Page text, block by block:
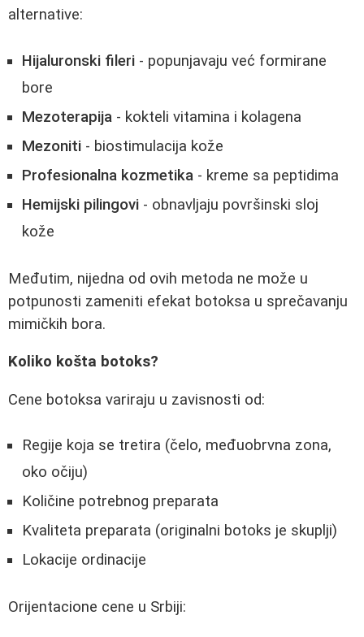
alternative:
Hijaluronski fileri - popunjavaju već formirane
bore
Mezoterapija - kokteli vitamina i kolagena
Mezoniti - biostimulacija kože
Profesionalna kozmetika - kreme sa peptidima
Hemijski pilingovi - obnavljaju površinski sloj
kože
Međutim, nijedna od ovih metoda ne može u
potpunosti zameniti efekat botoksa u sprečavanju
mimičkih bora.
Koliko košta botoks?
Cene botoksa variraju u zavisnosti od:
Regije koja se tretira (čelo, međuobrvna zona,
oko očiju)
Količine potrebnog preparata
Kvaliteta preparata (originalni botoks je skuplji)
Lokacije ordinacije
Orijentacione cene u Srbiji: